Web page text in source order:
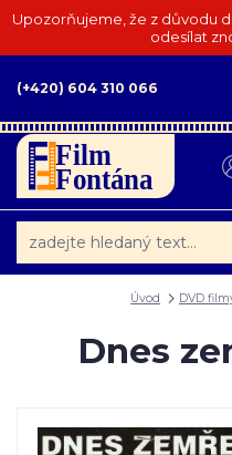
Upozorňujeme, že z důvodu
odesílat
(+420) 604 310 066
Úvod DVD
Dnes